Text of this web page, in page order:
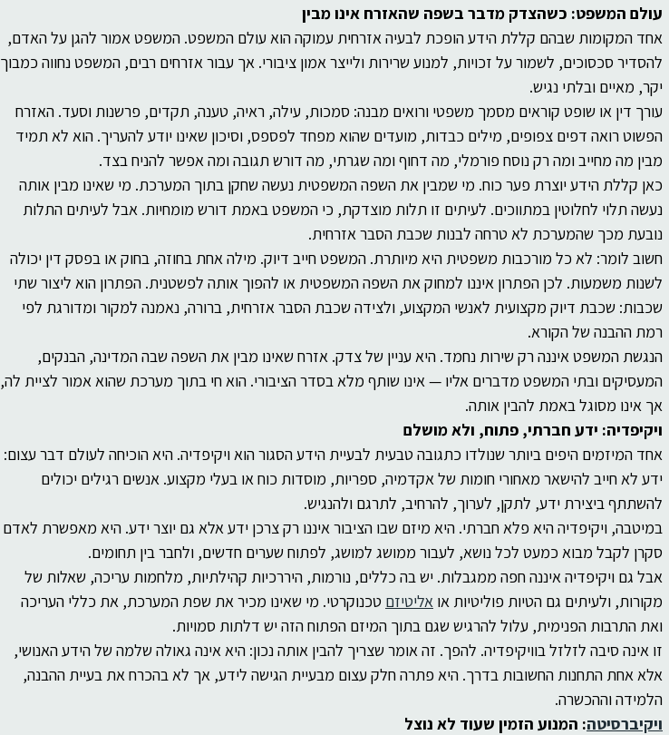
עולם המשפט: כשהצדק מדבר בשפה שהאזרח אינו מבין
אחד המקומות שבהם קללת הידע הופכת לבעיה אזרחית עמוקה הוא עולם המשפט. המשפט אמור להגן על האדם,
להסדיר סכסוכים, לשמור על זכויות, למנוע שרירות ולייצר אמון ציבורי. אך עבור אזרחים רבים, המשפט נחווה כמבוך
יקר, מאיים ובלתי נגיש.
עורך דין או שופט קוראים מסמך משפטי ורואים מבנה: סמכות, עילה, ראיה, טענה, תקדים, פרשנות וסעד. האזרח
הפשוט רואה דפים צפופים, מילים כבדות, מועדים שהוא מפחד לפספס, וסיכון שאינו יודע להעריך. הוא לא תמיד
מבין מה מחייב ומה רק נוסח פורמלי, מה דחוף ומה שגרתי, מה דורש תגובה ומה אפשר להניח בצד.
כאן קללת הידע יוצרת פער כוח. מי שמבין את השפה המשפטית נעשה שחקן בתוך המערכת. מי שאינו מבין אותה
נעשה תלוי לחלוטין במתווכים. לעיתים זו תלות מוצדקת, כי המשפט באמת דורש מומחיות. אבל לעיתים התלות
נובעת מכך שהמערכת לא טרחה לבנות שכבת הסבר אזרחית.
חשוב לומר: לא כל מורכבות משפטית היא מיותרת. המשפט חייב דיוק. מילה אחת בחוזה, בחוק או בפסק דין יכולה
לשנות משמעות. לכן הפתרון איננו למחוק את השפה המשפטית או להפוך אותה לפשטנית. הפתרון הוא ליצור שתי
שכבות: שכבת דיוק מקצועית לאנשי המקצוע, ולצידה שכבת הסבר אזרחית, ברורה, נאמנה למקור ומדורגת לפי
רמת ההבנה של הקורא.
הנגשת המשפט איננה רק שירות נחמד. היא עניין של צדק. אזרח שאינו מבין את השפה שבה המדינה, הבנקים,
המעסיקים ובתי המשפט מדברים אליו — אינו שותף מלא בסדר הציבורי. הוא חי בתוך מערכת שהוא אמור לציית לה,
אך אינו מסוגל באמת להבין אותה.
ויקיפדיה: ידע חברתי, פתוח, ולא מושלם
אחד המיזמים היפים ביותר שנולדו כתגובה טבעית לבעיית הידע הסגור הוא ויקיפדיה. היא הוכיחה לעולם דבר עצום:
ידע לא חייב להישאר מאחורי חומות של אקדמיה, ספריות, מוסדות כוח או בעלי מקצוע. אנשים רגילים יכולים
להשתתף ביצירת ידע, לתקן, לערוך, להרחיב, לתרגם ולהנגיש.
במיטבה, ויקיפדיה היא פלא חברתי. היא מיזם שבו הציבור איננו רק צרכן ידע אלא גם יוצר ידע. היא מאפשרת לאדם
סקרן לקבל מבוא כמעט לכל נושא, לעבור ממושג למושג, לפתוח שערים חדשים, ולחבר בין תחומים.
אבל גם ויקיפדיה איננה חפה ממגבלות. יש בה כללים, נורמות, היררכיות קהילתיות, מלחמות עריכה, שאלות של
מקורות, ולעיתים גם הטיות פוליטיות או אליטיזם טכנוקרטי. מי שאינו מכיר את שפת המערכת, את כללי העריכה
ואת התרבות הפנימית, עלול להרגיש שגם בתוך המיזם הפתוח הזה יש דלתות סמויות.
זו אינה סיבה לזלזל בוויקיפדיה. להפך. זה אומר שצריך להבין אותה נכון: היא אינה גאולה שלמה של הידע האנושי,
אלא אחת התחנות החשובות בדרך. היא פתרה חלק עצום מבעיית הגישה לידע, אך לא בהכרח את בעיית ההבנה,
הלמידה וההכשרה.
ויקיברסיטה: המנוע הזמין שעוד לא נוצל